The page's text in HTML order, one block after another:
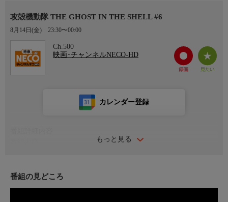
攻殻機動隊 THE GHOST IN THE SHELL #6
8月14日(金) 23:30〜00:00
Ch.500
映画･チャンネルNECO-HD
もっと見る
カレンダー登録
子
西暦2029年。近未来の日本。全身義体のサイボーグ・草薙素子
番組の見どころ